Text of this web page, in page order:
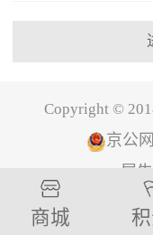
酱
Copyright ©
京公
犀
商城